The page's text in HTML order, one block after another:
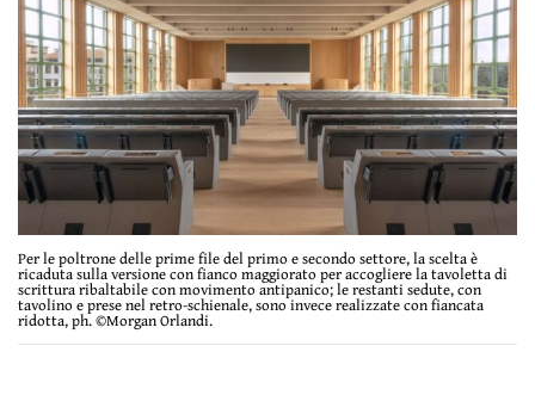
Per le poltrone delle prime file del primo e secondo settore, la scelta è
ricaduta sulla versione con fianco maggiorato per accogliere la tavoletta di
scrittura ribaltabile con movimento antipanico; le restanti sedute, con
tavolino e prese nel retro-schienale, sono invece realizzate con fiancata
ridotta, ph. ©Morgan Orlandi.